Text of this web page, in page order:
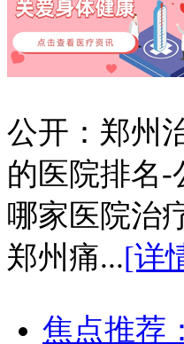
公开：郑州
的医院排名-
哪家医院治
郑州痛...[详
焦点推荐